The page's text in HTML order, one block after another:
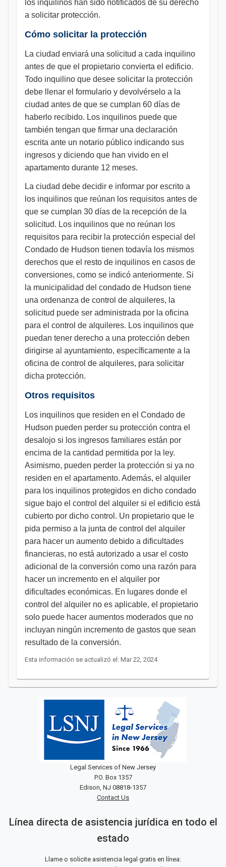
los inquilinos han sido notificados de su derecho
a solicitar protección.
Cómo solicitar la protección
La ciudad enviará una solicitud a cada inquilino
antes de que el propietario convierta el edificio.
Todo inquilino que desee solicitar la protección
debe llenar el formulario y devolvérselo a la
ciudad antes de que se cumplan 60 días de
haberlo recibido. Los inquilinos puede que
también tengan que firmar una declaración
escrita ante un notario público indicando sus
ingresos y diciendo que han vivido en el
apartamento durante 12 meses.
La ciudad debe decidir e informar por escrito a
los inquilinos que reúnan los requisitos antes de
que se cumplan 30 días de la recepción de la
solicitud. Los inquilinos que no reúnan los
requisitos para recibir la protección especial del
Condado de Hudson tienen todavía los mismos
derechos que el resto de inquilinos en casos de
conversiones, como se indicó anteriormente. Si
la municipalidad del condado de Hudson tiene
una ordenanza de control de alquileres, la
solicitud puede ser administrada por la oficina
para el control de alquileres. Los inquilinos que
puedan tener derecho a una protección deben
dirigirse al ayuntamiento, específicamente a la
oficina de control de alquileres, para solicitar
dicha protección.
Otros requisitos
Los inquilinos que residen en el Condado de
Hudson pueden perder su protección contra el
desalojo si los ingresos familiares están por
encima de la cantidad permitida por la ley.
Asimismo, pueden perder la protección si ya no
residen en el apartamento. Además, el alquiler
para los inquilinos protegidos en dicho condado
sigue bajo el control del alquiler si el edificio está
cubierto por dicho control. Un propietario que le
pida permiso a la junta de control del alquiler
para hacer un aumento debido a dificultades
financieras, no está autorizado a usar el costo
adicional de la conversión como una razón para
hacer un incremento en el alquiler por
dificultades económicas. En lugares donde el
control del alquiler no es aplicable, el propietario
solo puede hacer aumentos moderados que no
incluyan ningún incremento de gastos que sean
resultado de la conversión.
Esta información se actualizó el: Mar 22, 2024
Legal Services of New Jersey
P.O. Box 1357
Edison, NJ 08818-1357
Contact Us
Línea directa de asistencia jurídica en todo el
estado
Llame o solicite asistencia legal gratis en línea: